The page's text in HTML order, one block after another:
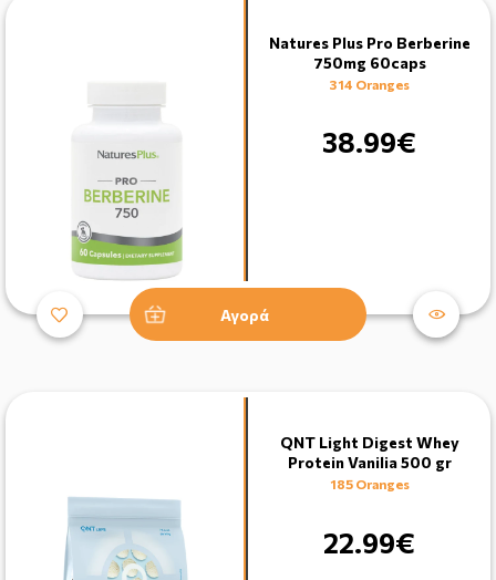
Natures Plus Pro Berberine
750mg 60caps
314 Oranges
38.99€
Αγορά
QNT Light Digest Whey
Protein Vanilia 500 gr
185 Oranges
22.99€